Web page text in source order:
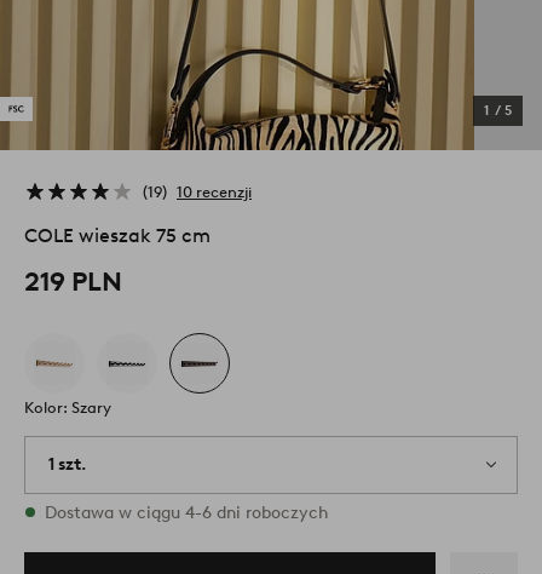
1 / 5
19 10 recenzji
COLE wieszak 75 cm
219 PLN
Kolor: Szary
1 szt.
W magazynie
Dostawa w ciągu 4-6 dni roboczych